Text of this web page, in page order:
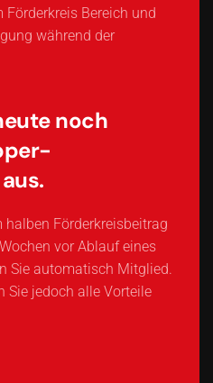
Bereich und
während der
noch
Förderkreisbeitrag
vor Ablauf eines
Sie automatisch Mitglied.
Sie jedoch alle Vorteile